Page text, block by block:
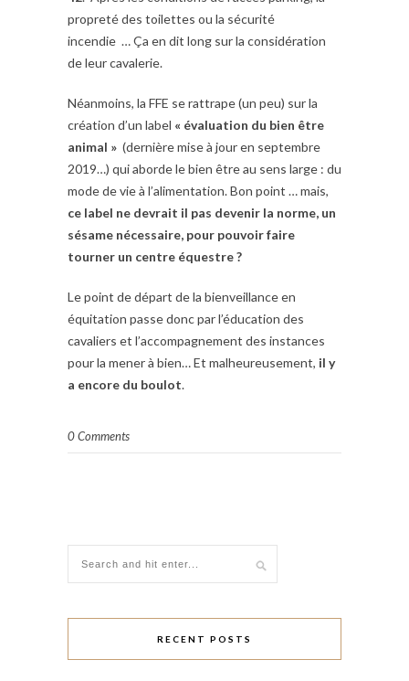
propreté des toilettes ou la sécurité
incendie … Ça en dit long sur la considération
de leur cavalerie.
Néanmoins, la FFE se rattrape (un peu) sur la
création d’un label « évaluation du bien être
animal » (dernière mise à jour en septembre
2019…) qui aborde le bien être au sens large : du
mode de vie à l’alimentation. Bon point … mais,
ce label ne devrait il pas devenir la norme, un
sésame nécessaire, pour pouvoir faire
tourner un centre équestre ?
Le point de départ de la bienveillance en
équitation passe donc par l’éducation des
cavaliers et l’accompagnement des instances
pour la mener à bien… Et malheureusement, il y
a encore du boulot.
0 Comments
RECENT POSTS